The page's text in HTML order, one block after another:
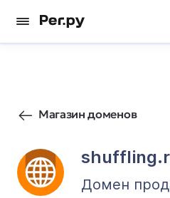
Магазин доменов
Домен